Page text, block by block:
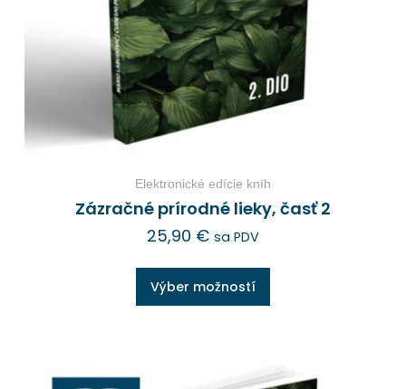
Elektronické edície kníh
Zázračné prírodné lieky, časť 2
25,90 € sa PDV
Výber možností